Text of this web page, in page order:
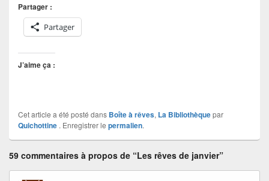
Partager :
Partager
J’aime ça :
Cet article a été posté dans Boîte à rêves, La Bibliothèquepar
Quichottine . Enregistrer le permalien.
59 commentaires à propos de “Les rêves de janvier”